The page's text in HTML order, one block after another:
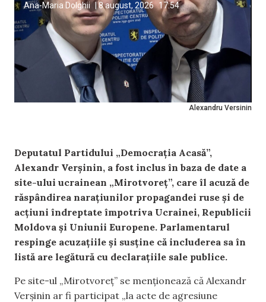
Alexandru Versinin
Ana-Maria Dolghii |8 august, 2026 17:54
Deputatul Partidului „Democrația Acasă”,
Alexandr Verșinin, a fost inclus în baza de date a
site-ului ucrainean „Mirotvoreț”, care îl acuză de
răspândirea narațiunilor propagandei ruse și de
acțiuni îndreptate împotriva Ucrainei, Republicii
Moldova și Uniunii Europene. Parlamentarul
respinge acuzațiile și susține că includerea sa în
listă are legătură cu declarațiile sale publice.
Pe site-ul „Mirotvoreț” se menționează că Alexandr
Verșinin ar fi participat „la acte de agresiune